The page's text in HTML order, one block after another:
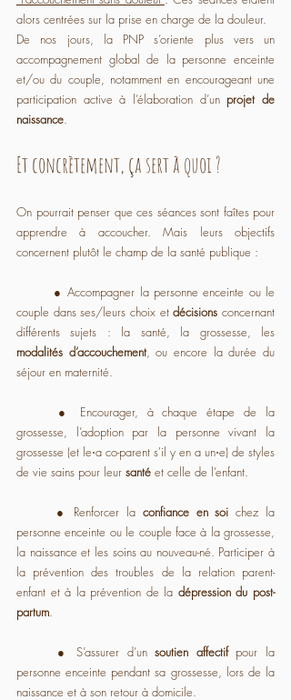
alors centrées sur la prise en charge de la douleur.
De nos jours, la PNP s’oriente plus vers un
accompagnement global de la personne enceinte
et/ou du couple, notamment en encourageant une
participation active à l’élaboration d’un projet de
naissance.
Et concrètement, ça sert à quoi ?
On pourrait penser que ces séances sont faîtes pour
apprendre à accoucher. Mais leurs objectifs
concernent plutôt le champ de la santé publique :
couple dans ses/leurs choix et décisions concernant
modalités d’accouchement, ou encore la durée du
séjour en maternité.
grossesse, l’adoption par la personne vivant la
grossesse (et le⋅a co-parent s'il y en a un⋅e) de styles
de vie sains pour leur santé et celle de l’enfant.
	● Renforcer la
confiance en soi chez la
personne enceinte ou le couple face à la grossesse,
la naissance et les soins au nouveau-né. Participer à
la prévention des troubles de la relation parent-
enfant et à la prévention de la dépression du post-
partum.
	● S’assurer d’un
soutien affectif pour la
personne enceinte pendant sa grossesse, lors de la
naissance et à son retour à domicile.